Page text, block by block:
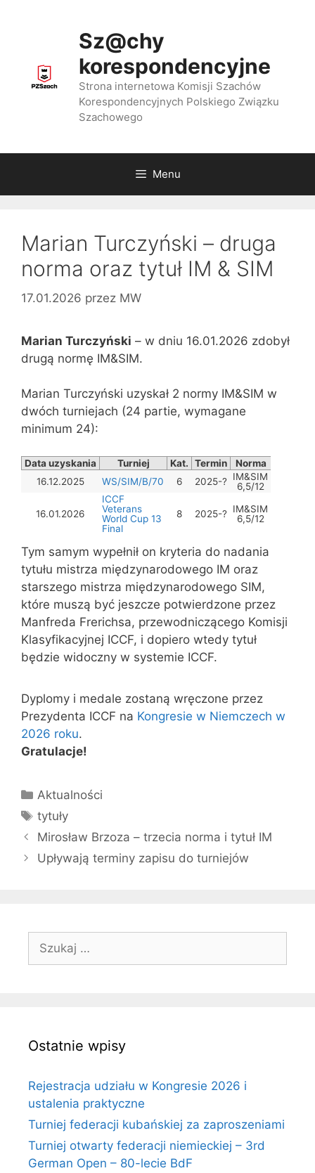
Sz@chy
korespondencyjne
Strona internetowa Komisji Szachów
Korespondencyjnych Polskiego Związku
Szachowego
Menu
Marian Turczyński – druga
norma oraz tytuł IM & SIM
17.01.2026 przez MW
Marian Turczyński – w dniu 16.01.2026 zdobył
drugą normę IM&SIM.
Marian Turczyński uzyskał 2 normy IM&SIM w
dwóch turniejach (24 partie, wymagane
minimum 24):
Data uzyskania Turniej Kat. Termin Norma
16.12.2025
WS/SIM/B/70 6 2025-? IM&SIM
6,5/12
16.01.2026
ICCF
Veterans
World Cup 13
Final
8 2025-? IM&SIM
6,5/12
Tym samym wypełnił on kryteria do nadania
tytułu mistrza międzynarodowego IM oraz
starszego mistrza międzynarodowego SIM,
które muszą być jeszcze potwierdzone przez
Manfreda Frerichsa, przewodniczącego Komisji
Klasyfikacyjnej ICCF, i dopiero wtedy tytuł
będzie widoczny w systemie ICCF.
Dyplomy i medale zostaną wręczone przez
Prezydenta ICCF na Kongresie w Niemczech w
2026 roku.
Gratulacje!
Kategorie
Aktualności
Tagi
tytuły
Mirosław Brzoza – trzecia norma i tytuł IM
Upływają terminy zapisu do turniejów
Ostatnie wpisy
Rejestracja udziału w Kongresie 2026 i
ustalenia praktyczne
Turniej federacji kubańskiej za zaproszeniami
Turniej otwarty federacji niemieckiej – 3rd
German Open – 80-lecie BdF